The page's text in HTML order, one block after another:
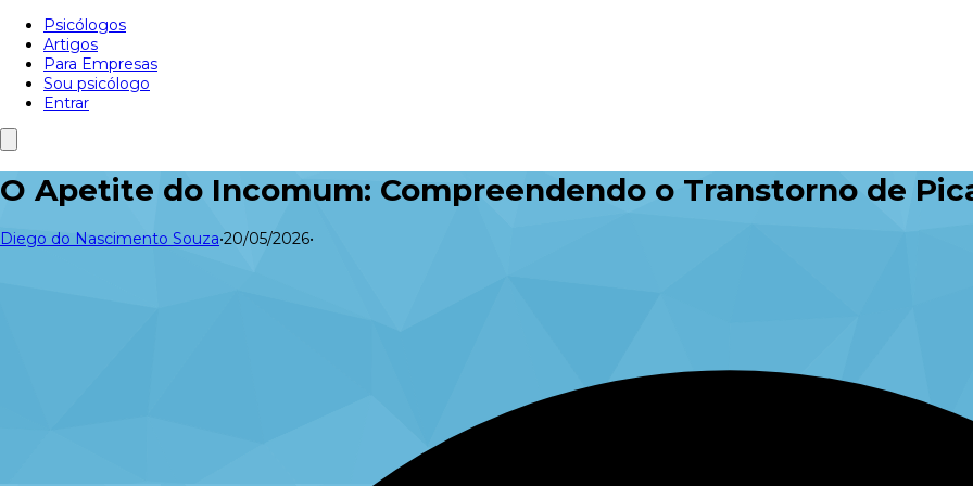
Psicólogos
Artigos
Para Empresas
Sou psicólogo
Entrar
O Apetite do Incomum: Compreendendo o Transtorno de
Diego do Nascimento Souza•20/05/2026•